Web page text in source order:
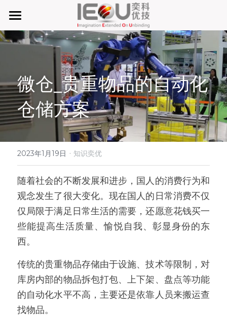
首页
D系微仓（热销）
产品与服务
单元智能化
单元智慧化
6S精益管理必备品
行业应用及案列
MRO工业物料智能化管理
手机平板智能存储
废旧家电拆解解决方案
商超快递配送解决方案
关于奕优
公司介绍
知识奕优
Lean Manufacturing（精益生产和管理）
服务模式
联系我们
搜索
微仓_贵重物品的自动化
仓储方案
2023年1月19日 · 知识奕优
随着社会的不断发展和进步，国人的消费行为和
观念发生了很大变化。现在国人的日常消费不仅
仅局限于满足日常生活的需要，还愿意花钱买一
些能提高生活质量、愉悦自我、彰显身份的东
西。
传统的贵重物品存储由于设施、技术等限制，对
库房内部的物品拆包打包、上下架、盘点等功能
的自动化水平不高，主要还是依靠人员来搬运查
找物品。